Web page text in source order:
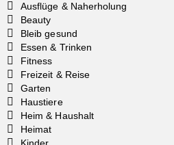
Ausflüge & Naherholung
Beauty
Bleib gesund
Essen & Trinken
Fitness
Freizeit & Reise
Garten
Haustiere
Heim & Haushalt
Heimat